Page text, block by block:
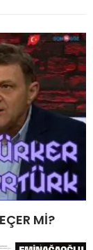
Mİ?